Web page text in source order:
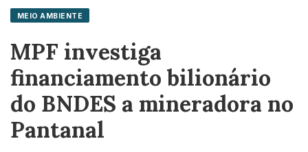
MEIO AMBIENTE
MPF investiga
financiamento bilionário
do BNDES a mineradora no
Pantanal